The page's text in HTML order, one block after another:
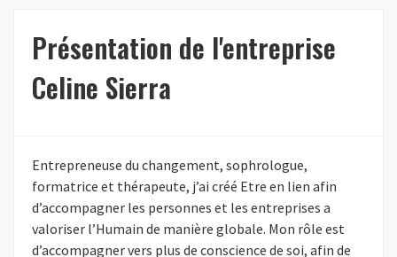
Présentation de l'entreprise
Celine Sierra
Entrepreneuse du changement, sophrologue,
formatrice et thérapeute, j’ai créé Etre en lien afin
d’accompagner les personnes et les entreprises a
valoriser l’Humain de manière globale. Mon rôle est
d’accompagner vers plus de conscience de soi, afin de